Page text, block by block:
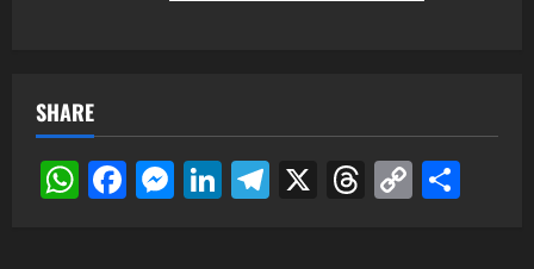
SHARE
WhatsApp
Facebook
Messenger
LinkedIn
Telegram
X Threads
Copy